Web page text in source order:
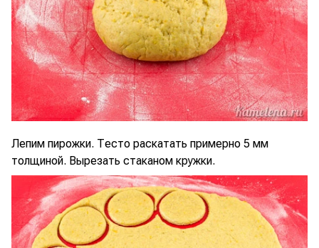
Лепим пирожки. Тесто раскатать примерно 5 мм
толщиной. Вырезать стаканом кружки.